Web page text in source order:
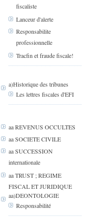
fiscaliste
Lanceur d'alerte
Responsabilite
professionnelle
Tracfin et fraude fiscale!
a)Historique des tribunes
Les lettres fiscales d'EFI
aa REVENUS OCCULTES
aa SOCIETE CIVILE
aa SUCCESSION
internationale
aa TRUST ; REGIME
FISCAL ET JURIDIQUE
aa)DEONTOLOGIE
Responsabilité